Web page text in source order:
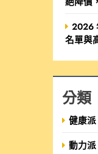
2026
名單與
分類
健康派
動力派